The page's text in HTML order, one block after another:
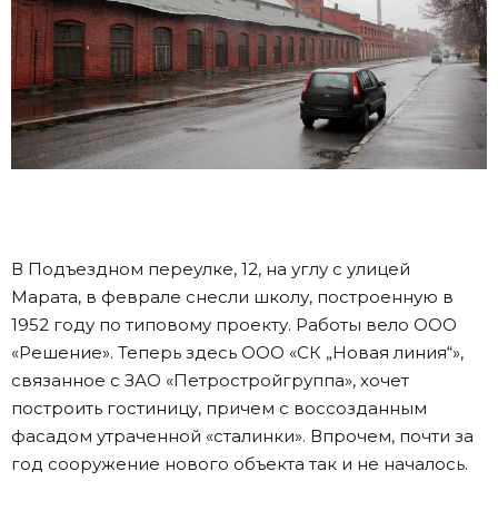
В Подъездном переулке, 12, на углу с улицей
Марата, в феврале снесли школу, построенную в
1952 году по типовому проекту. Работы вело ООО
«Решение». Теперь здесь ООО «СК „Новая линия“»,
связанное с ЗАО «Петростройгруппа», хочет
построить гостиницу, причем с воссозданным
фасадом утраченной «сталинки». Впрочем, почти за
год сооружение нового объекта так и не началось.